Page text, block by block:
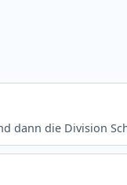
dann die Division